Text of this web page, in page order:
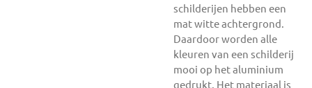
schilderijen hebben een
mat witte achtergrond.
Daardoor worden alle
kleuren van een schilderij
mooi op het aluminium
gedrukt. Het materiaal is